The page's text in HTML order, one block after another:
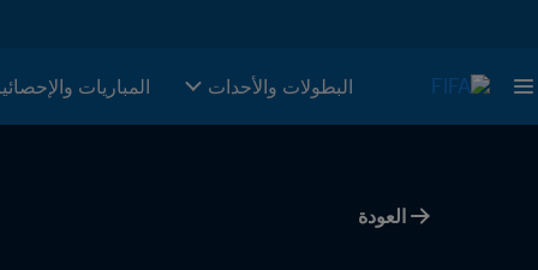
البطولات والأحدات المباريات
العودة